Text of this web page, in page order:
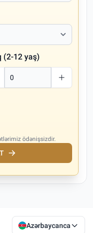
(2-12 yaş)
ödənişsizdir.
Azərbaycanca